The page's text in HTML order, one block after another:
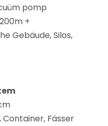
pomp
+
Gebäude, Silos,
Container, Fässer